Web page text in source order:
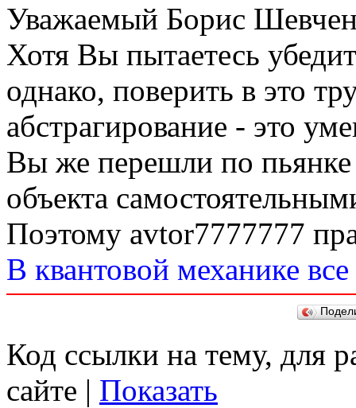
Уважаемый Борис
Хотя Вы пытаетесь
однако, поверить в это
абстрагирование - это
Вы же перешли по пьянке
объекта
Поэтому avtor7777777
В квантовой механике
Код ссылки на тему, для
сайте | Показать